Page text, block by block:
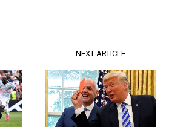
NEXT ARTICLE